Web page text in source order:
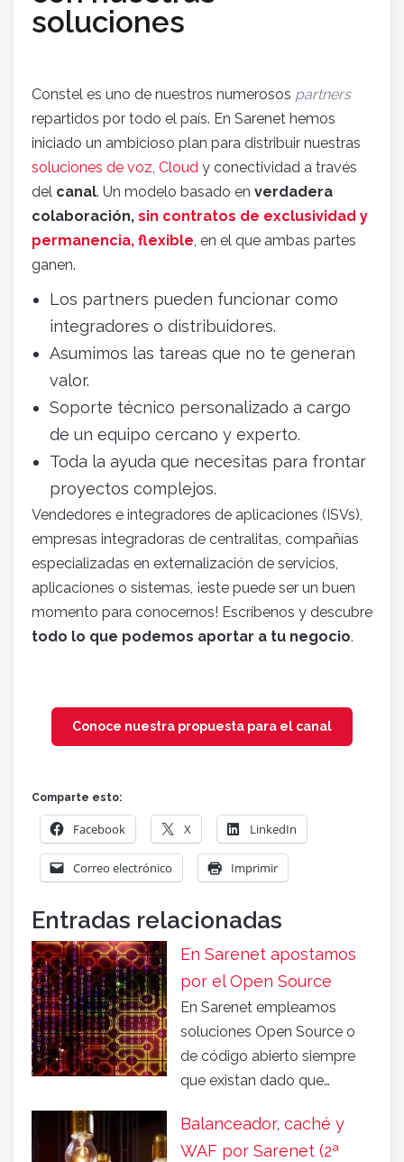
soluciones
Constel es uno de nuestros numerosos partners
repartidos por todo el país. En Sarenet hemos
iniciado un ambicioso plan para distribuir nuestras
soluciones de voz, Cloud y conectividad a través
del canal. Un modelo basado en verdadera
colaboración, sin contratos de exclusividad y
permanencia, flexible, en el que ambas partes
ganen.
Los partners pueden funcionar como
integradores o distribuidores.
Asumimos las tareas que no te generan
valor.
Soporte técnico personalizado a cargo
de un equipo cercano y experto.
Toda la ayuda que necesitas para frontar
proyectos complejos.
Vendedores e integradores de aplicaciones (ISVs),
empresas integradoras de centralitas, compañías
especializadas en externalización de servicios,
aplicaciones o sistemas, ¡este puede ser un buen
momento para conocernos! Escríbenos y descubre
todo lo que podemos aportar a tu negocio.
Conoce nuestra propuesta para el canal
Comparte esto:
Facebook X LinkedIn
Correo electrónico Imprimir
Entradas relacionadas
En Sarenet apostamos
por el Open Source
En Sarenet empleamos
soluciones Open Source o
de código abierto siempre
que existan dado que…
Balanceador, caché y
WAF por Sarenet (2ª